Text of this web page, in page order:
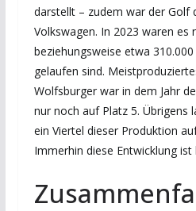
darstellt – zudem war der Golf
Volkswagen. In 2023 waren es
beziehungsweise etwa
gelaufen sind.
Wolfsburger war in dem Jahr
nur noch auf Platz 5. Übrigens
ein Viertel dieser Produktion
Immerhin diese Entwicklung ist